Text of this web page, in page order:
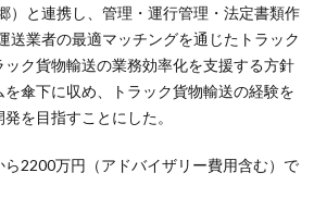
）と連携し、管理・運行管理・法定書類作
送業者の最適マッチングを通じたトラック
ク貨物輸送の業務効率化を支援する方針
傘下に収め、トラック貨物輸送の経験を
を目指すことにした。
2200万円（アドバイザリー費用含む）で